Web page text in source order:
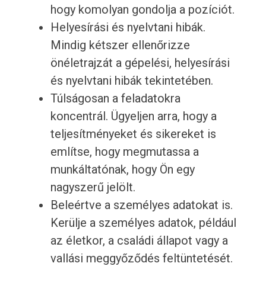
hogy komolyan gondolja a pozíciót.
Helyesírási és nyelvtani hibák.
Mindig kétszer ellenőrizze
önéletrajzát a gépelési, helyesírási
és nyelvtani hibák tekintetében.
Túlságosan a feladatokra
koncentrál. Ügyeljen arra, hogy a
teljesítményeket és sikereket is
említse, hogy megmutassa a
munkáltatónak, hogy Ön egy
nagyszerű jelölt.
Beleértve a személyes adatokat is.
Kerülje a személyes adatok, például
az életkor, a családi állapot vagy a
vallási meggyőződés feltüntetését.